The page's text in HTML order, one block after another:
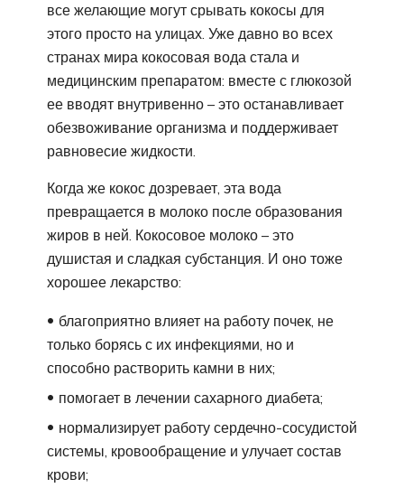
все желающие могут срывать кокосы для
этого просто на улицах. Уже давно во всех
странах мира кокосовая вода стала и
медицинским препаратом: вместе с глюкозой
ее вводят внутривенно – это останавливает
обезвоживание организма и поддерживает
равновесие жидкости.
Когда же кокос дозревает, эта вода
превращается в молоко после образования
жиров в ней. Кокосовое молоко – это
душистая и сладкая субстанция. И оно тоже
хорошее лекарство:
благоприятно влияет на работу почек, не
только борясь с их инфекциями, но и
способно растворить камни в них;
помогает в лечении сахарного диабета;
нормализирует работу сердечно-сосудистой
системы, кровообращение и улучает состав
крови;